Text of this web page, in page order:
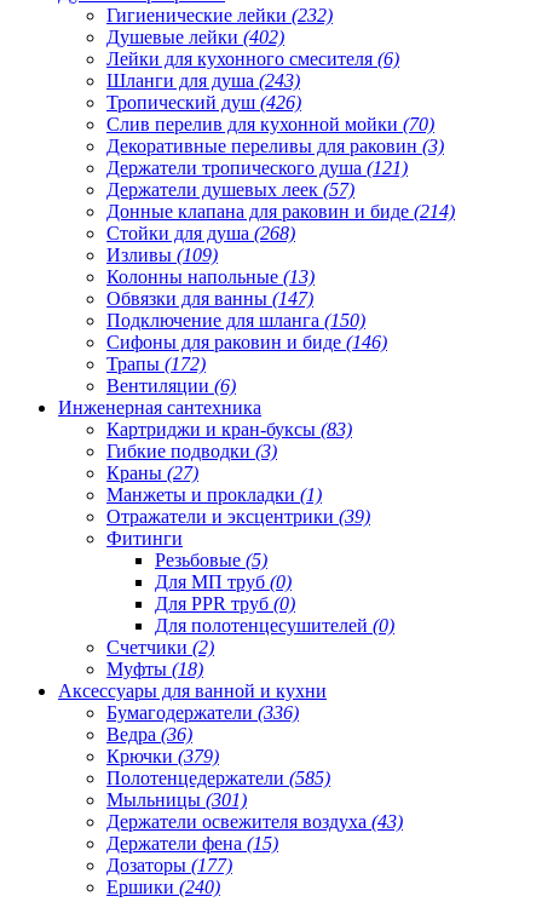
Гигиенические лейки (232)
Душевые лейки (402)
Лейки для кухонного смесителя (6)
Шланги для душа (243)
Тропический душ (426)
Слив перелив для кухонной мойки (70)
Декоративные переливы для раковин (3)
Держатели тропического душа (121)
Держатели душевых леек (57)
Донные клапана для раковин и биде (214)
Стойки для душа (268)
Изливы (109)
Колонны напольные (13)
Обвязки для ванны (147)
Подключение для шланга (150)
Сифоны для раковин и биде (146)
Трапы (172)
Вентиляции (6)
Инженерная сантехника
Картриджи и кран-буксы (83)
Гибкие подводки (3)
Краны (27)
Манжеты и прокладки (1)
Отражатели и эксцентрики (39)
Фитинги
Резьбовые (5)
Для МП труб (0)
Для PPR труб (0)
Для полотенцесушителей (0)
Счетчики (2)
Муфты (18)
Аксессуары для ванной и кухни
Бумагодержатели (336)
Ведра (36)
Крючки (379)
Полотенцедержатели (585)
Мыльницы (301)
Держатели освежителя воздуха (43)
Держатели фена (15)
Дозаторы (177)
Ершики (240)